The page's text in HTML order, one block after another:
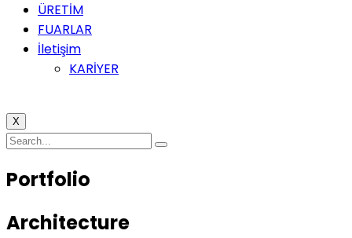
ÜRETİM
FUARLAR
İletişim
KARİYER
X
Portfolio
Architecture